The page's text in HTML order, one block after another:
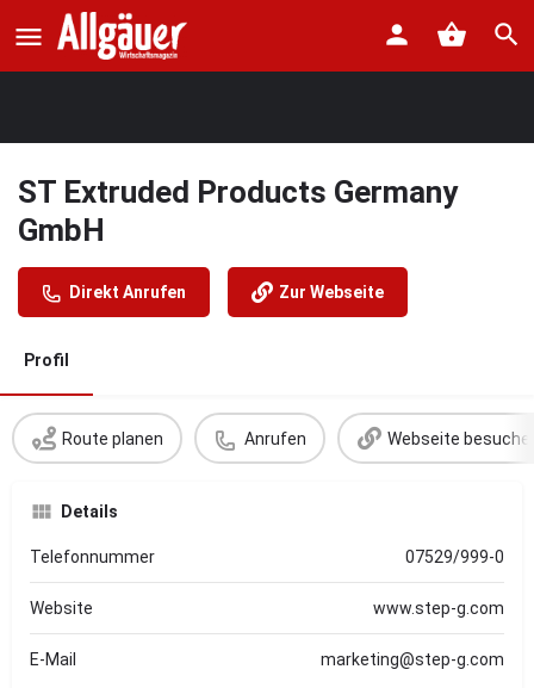
ST Extruded Products Germany
GmbH
Direkt Anrufen Zur Webseite
Profil
Route planen Anrufen Webseite
Details
Telefonnummer 07529/999-0
Website www.step-g.com
E-Mail marketing@step-g.com